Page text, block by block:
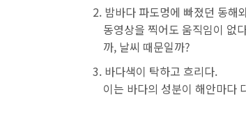
밤바다 파도멍에 빠졌던 동해
동영상을 찍어도 움직임이 없
까, 날씨 때문일까?
바다색이 탁하고 흐리다.
이는 바다의 성분이 해안마다